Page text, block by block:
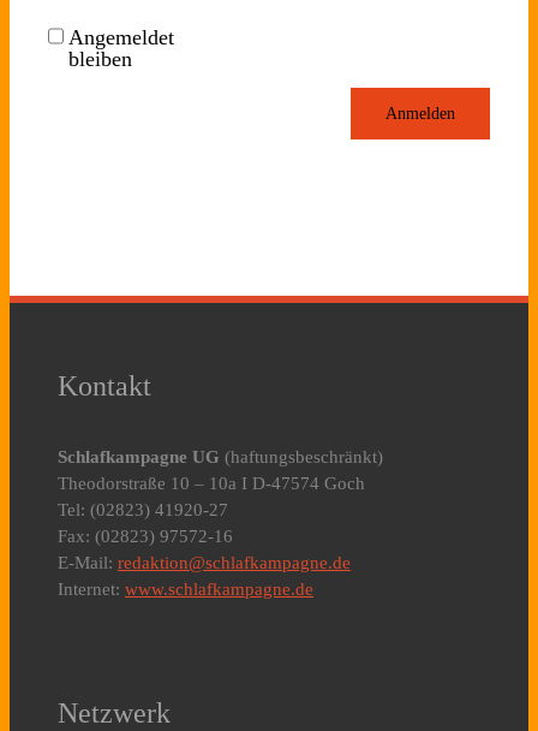
Angemeldet
bleiben
Anmelden
Kontakt
Schlafkampagne UG (haftungsbeschränkt)
Theodorstraße 10 – 10a I D-47574 Goch
Tel: (02823) 41920-27
Fax: (02823) 97572-16
E-Mail: redaktion@schlafkampagne.de
Internet: www.schlafkampagne.de
Netzwerk